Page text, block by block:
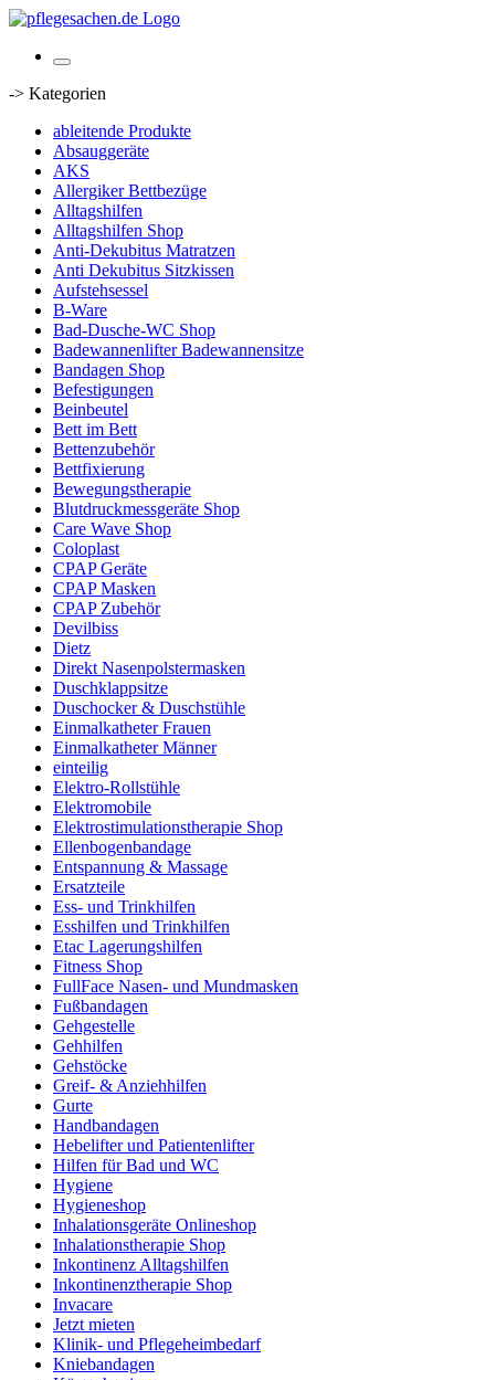
-> Kategorien
ableitende Produkte
Absauggeräte
AKS
Allergiker Bettbezüge
Alltagshilfen
Alltagshilfen Shop
Anti-Dekubitus Matratzen
Anti Dekubitus Sitzkissen
Aufstehsessel
B-Ware
Bad-Dusche-WC Shop
Badewannenlifter Badewannensitze
Bandagen Shop
Befestigungen
Beinbeutel
Bett im Bett
Bettenzubehör
Bettfixierung
Bewegungstherapie
Blutdruckmessgeräte Shop
Care Wave Shop
Coloplast
CPAP Geräte
CPAP Masken
CPAP Zubehör
Devilbiss
Dietz
Direkt Nasenpolstermasken
Duschklappsitze
Duschocker & Duschstühle
Einmalkatheter Frauen
Einmalkatheter Männer
einteilig
Elektro-Rollstühle
Elektromobile
Elektrostimulationstherapie Shop
Ellenbogenbandage
Entspannung & Massage
Ersatzteile
Ess- und Trinkhilfen
Esshilfen und Trinkhilfen
Etac Lagerungshilfen
Fitness Shop
FullFace Nasen- und Mundmasken
Fußbandagen
Gehgestelle
Gehhilfen
Gehstöcke
Greif- & Anziehhilfen
Gurte
Handbandagen
Hebelifter und Patientenlifter
Hilfen für Bad und WC
Hygiene
Hygieneshop
Inhalationsgeräte Onlineshop
Inhalationstherapie Shop
Inkontinenz Alltagshilfen
Inkontinenztherapie Shop
Invacare
Jetzt mieten
Klinik- und Pflegeheimbedarf
Kniebandagen